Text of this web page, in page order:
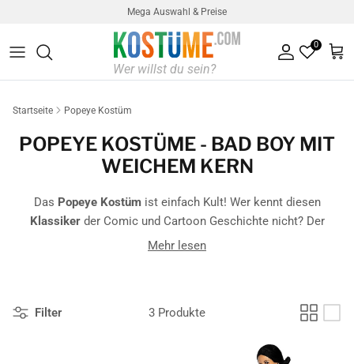
Mega Auswahl & Preise
0
Konto
Startseite Popeye Kostüm
POPEYE KOSTÜME - BAD BOY MIT
WEICHEM KERN
Das Popeye Kostümist einfach Kult! Wer kennt diesen
Klassikerder Comic und Cartoon Geschichte nicht? Der
weltberühmte Seefahrermit seinen typischen muskulösen
Mehr lesen
Filter 3 Produkte